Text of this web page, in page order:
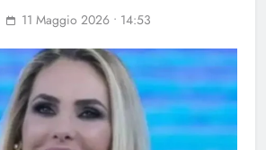
11 Maggio 2026 • 14:53